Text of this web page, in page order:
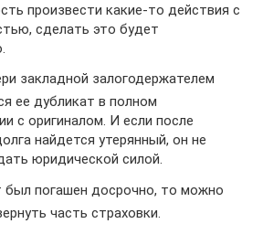
произвести какие-то действия с
сделать это будет
закладной залогодержателем
ее дубликат в полном
с оригиналом. И если после
найдется утерянный, он не
юридической силой.
был погашен досрочно, то можно
часть страховки.